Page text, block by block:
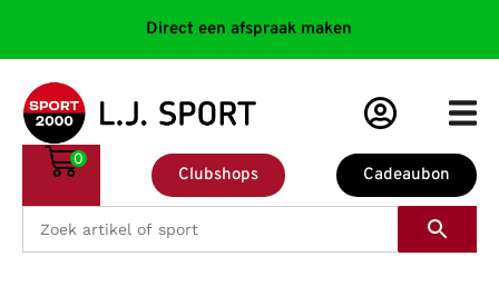
Direct een afspraak maken
Cadeaubon
Clubshops
0